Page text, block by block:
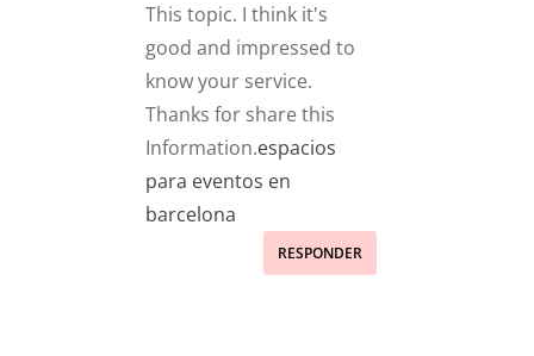
This topic. I think it's
good and impressed to
know your service.
Thanks for share this
Information.espacios
para eventos en
barcelona
RESPONDER